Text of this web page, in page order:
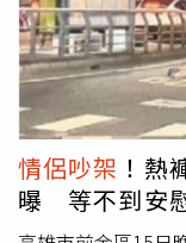
情侶吵架 ！熱
曝 等不到安